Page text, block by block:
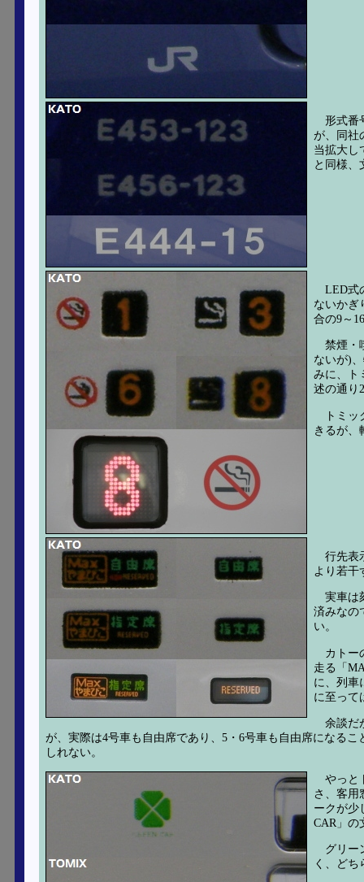
形式番
が、同社
当拡大し
と同様、
LED式
ないかぎ
合の9～
禁煙・
ないが)
みに、ト
述の通り
トミ
きるが、
行先表
より若干
実車は
済みなの
い。
カトー
走る「
に、列車
に至って
余談だ
が、実際は4号車も自由席であり、5・6号車も自由席になる
しれない。
やっと
さ、客用
ークが少
CAR」の
グリー
く、ど